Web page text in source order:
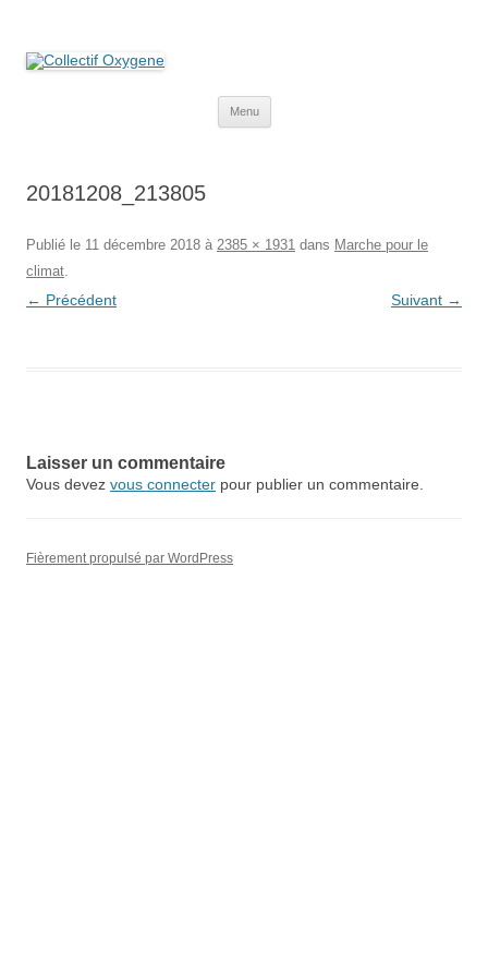
Menu
20181208_213805
Publié le 11 décembre 2018 à 2385 × 1931 dans Marche pour le
climat.
← Précédent Suivant →
Laisser un commentaire
Vous devez vous connecter pour publier un commentaire.
Fièrement propulsé par WordPress